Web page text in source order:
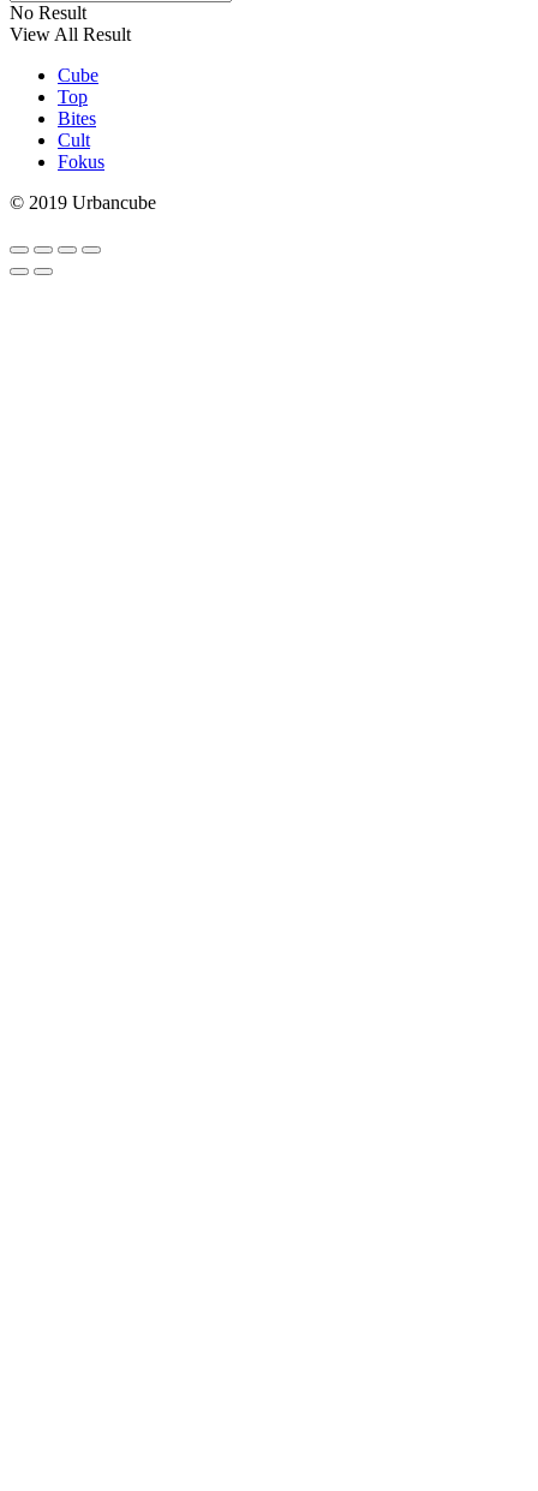
No Result
View All Result
Cube
Top
Bites
Cult
Fokus
© 2019 Urbancube